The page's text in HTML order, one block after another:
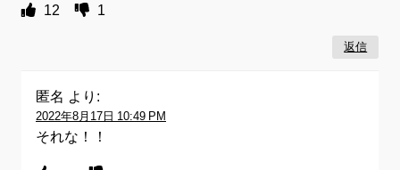
12 1
返信
匿名 より:
2022年8月17日 10:49 PM
それな！！